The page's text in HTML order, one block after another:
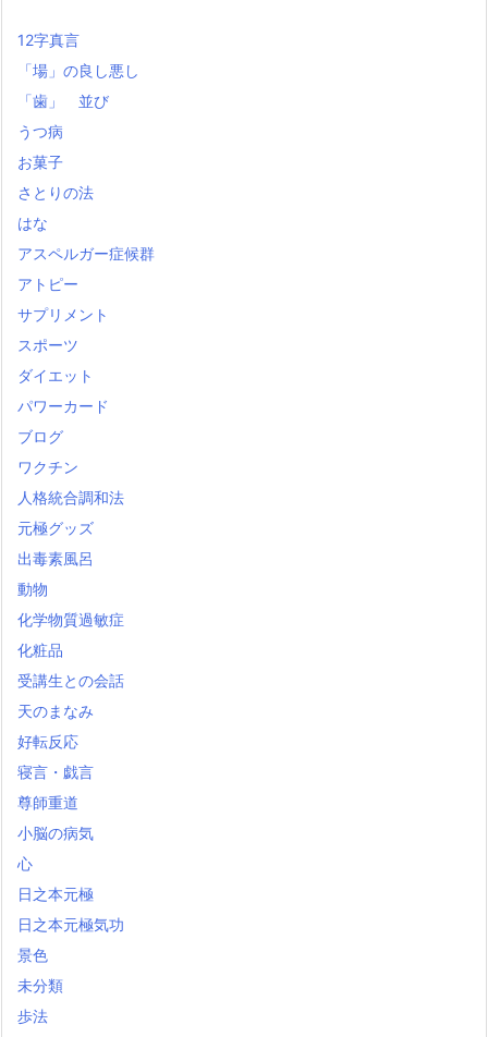
12字真言
「場」の良し悪し
「歯」 並び
うつ病
お菓子
さとりの法
はな
アスペルガー症候群
アトピー
サプリメント
スポーツ
ダイエット
パワーカード
ブログ
ワクチン
人格統合調和法
元極グッズ
出毒素風呂
動物
化学物質過敏症
化粧品
受講生との会話
天のまなみ
好転反応
寝言・戯言
尊師重道
小脳の病気
心
日之本元極
日之本元極気功
景色
未分類
歩法